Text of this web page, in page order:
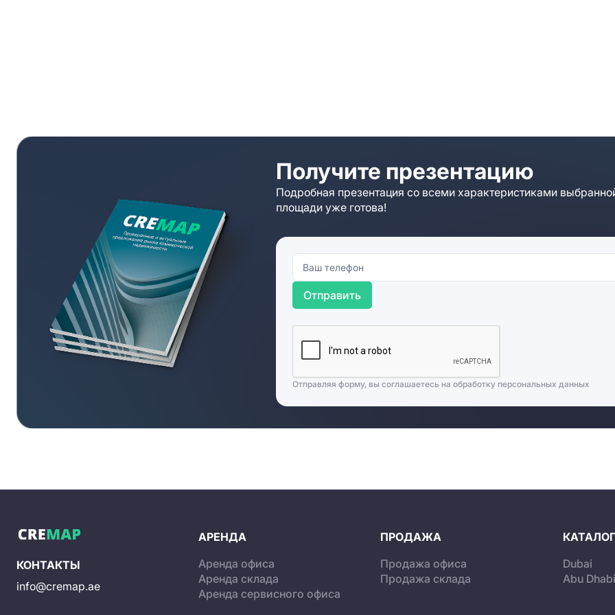
Получите презентацию
Подробная презентация со всеми характеристиками
площади уже готова!
Отправить
Отправляя форму, вы соглашаетесь на обработку персональных данных
КОНТАКТЫ
info@cremap.ae
АРЕНДА
Аренда офиса
Аренда склада
Аренда сервисного офиса
ПРОДАЖА
Продажа офиса
Продажа склада
Dubai
Abu Dhabi